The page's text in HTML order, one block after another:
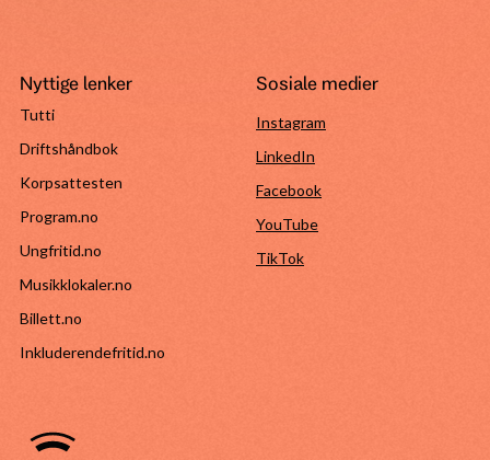
Nyttige lenker
Tutti
Driftshåndbok
Korpsattesten
Program.no
Ungfritid.no
Musikklokaler.no
Billett.no
Inkluderendefritid.no
Sosiale medier
Instagram
LinkedIn
Facebook
YouTube
TikTok